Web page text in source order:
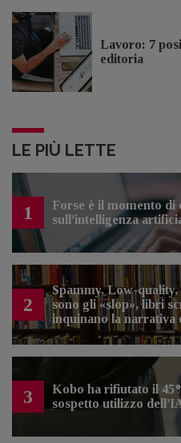
Lavoro: 7
editoria
LE PIÙ LETTE
1
Forse è il momento di
sull’intelligenza
2
Spammy, Low-
sono gli «slop», libri
inquinano la narrativa
3
Kobo ha rifiutato il
sospetto utilizzo